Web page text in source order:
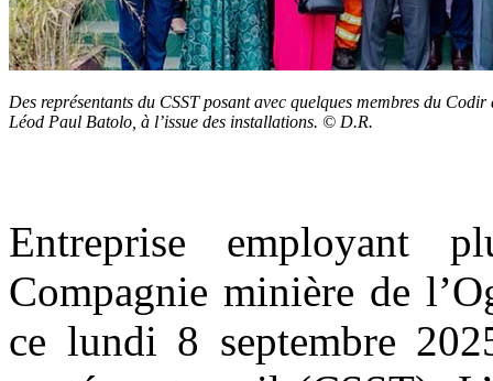
Des représentants du CSST posant avec quelques membres du
Léod Paul Batolo, à l’issue des installations. © D.R.
Entreprise employant
Compagnie minière de
ce lundi 8 septembre